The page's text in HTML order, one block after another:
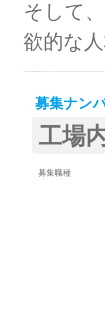
そして
欲的な
募集ナン
工場
募集職種